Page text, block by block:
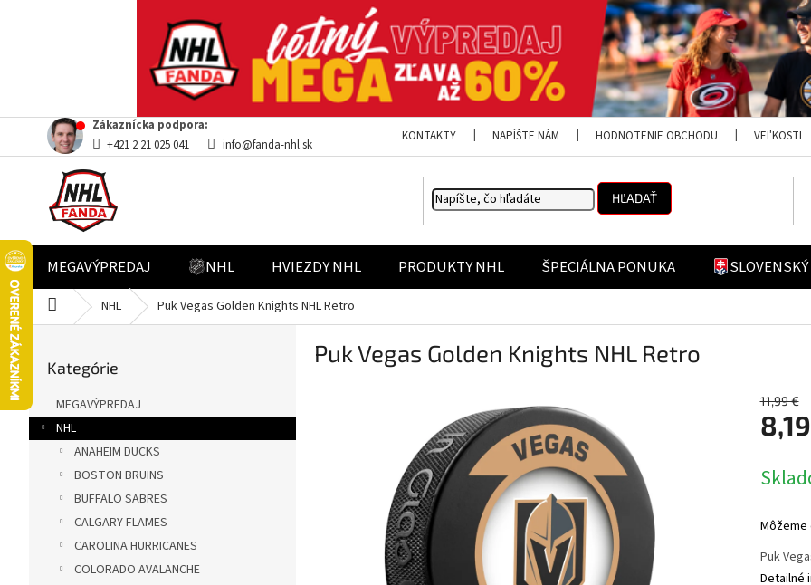
Prejsť
obsah
Zákaznícka podpora:
+421 2 21 025 041
info@fanda-nhl.sk
KONTAKTY NAPÍŠTE NÁM HODNOTENIE OBCHODU VEĽKOSTI
HĽADAŤ
MEGAVÝPREDAJ NHL HVIEZDY NHL PRODUKTY NHL ŠPECIÁLNA PONUKA
DomovNHL Puk Vegas Golden Knights NHL Retro
ý
kategórie
Kategórie
MEGAVÝPREDAJ
NHL
ANAHEIM DUCKS
BOSTON BRUINS
BUFFALO SABRES
CALGARY FLAMES
CAROLINA HURRICANES
COLORADO AVALANCHE
Puk Vegas Golden Knights NHL Retro
11,99 €
cena:
Puk
Detailné